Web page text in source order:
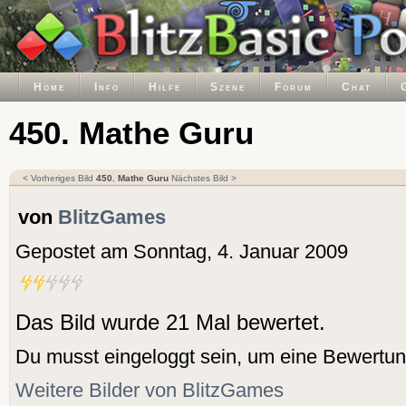
Home Info Hilfe Szene Forum Chat
450. Mathe Guru
< Vorheriges Bild 450. Mathe Guru Nächstes Bild >
von BlitzGames
Gepostet am Sonntag, 4. Januar 2009
Das Bild wurde 21 Mal bewertet.
Du musst eingeloggt sein, um eine
Weitere Bilder von BlitzGames